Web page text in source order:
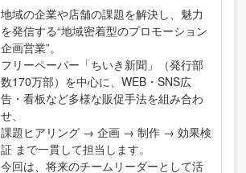
地域の企業や店舗の課題を解決し、魅力
を発信する“地域密着型のプロモーション
企画営業”。
フリーペーパー「ちいき新聞」（発行部
数170万部）を中心に、WEB・SNS広
告・看板など多様な販促手法を組み合わ
せ、
課題ヒアリング → 企画 → 制作 → 効果検
証 まで一貫して担当します。
今回は、将来のチームリーダーとして活